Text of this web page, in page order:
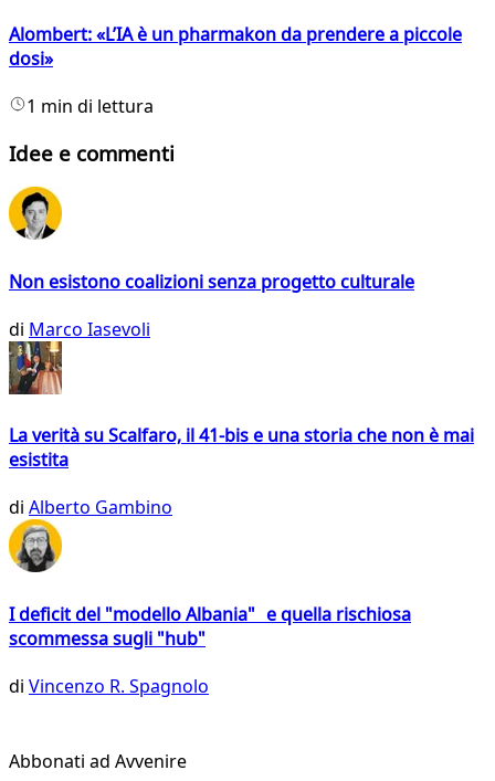
Alombert: «L’IA è un pharmakon da prendere a piccole
dosi»
1 min di lettura
Idee e commenti
Non esistono coalizioni senza progetto culturale
di Marco Iasevoli
La verità su Scalfaro, il 41-bis e una storia che non è mai
esistita
di Alberto Gambino
I deficit del "modello Albania" e quella rischiosa
scommessa sugli "hub"
di Vincenzo R. Spagnolo
Abbonati ad Avvenire